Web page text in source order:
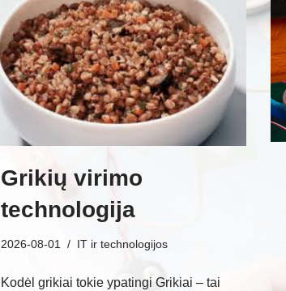
Grikių virimo
technologija
2026-08-01 IT ir technologijos
Kodėl grikiai tokie ypatingi Grikiai – tai